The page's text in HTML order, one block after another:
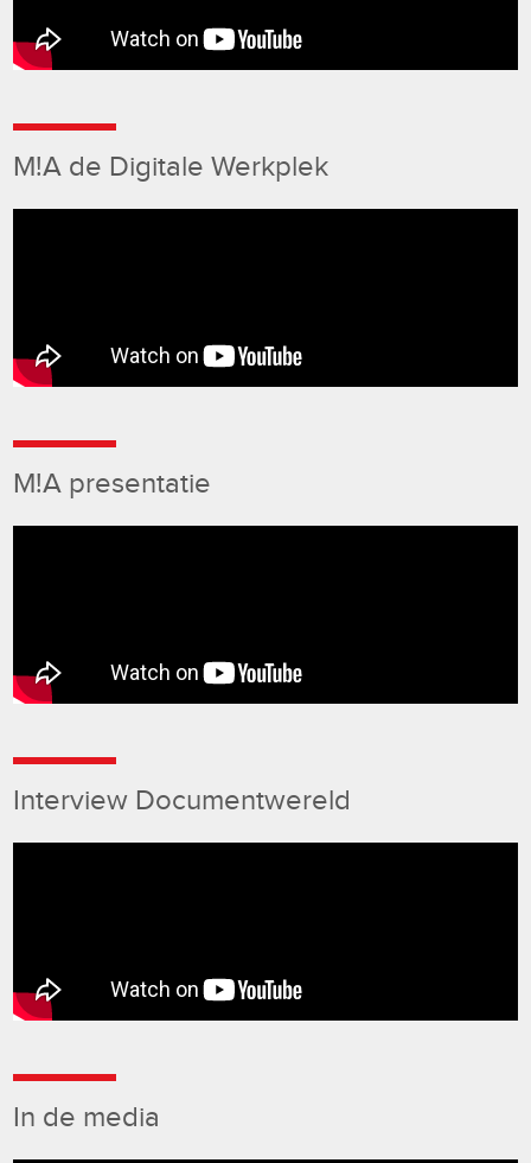
M!A de Digitale Werkplek
M!A presentatie
Interview Documentwereld
In de media